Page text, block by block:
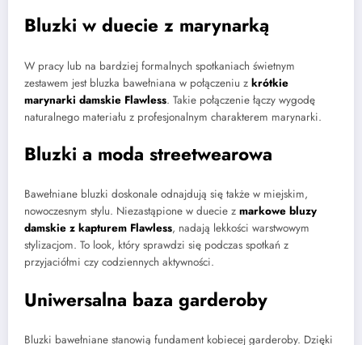
Bluzki w duecie z marynarką
W pracy lub na bardziej formalnych spotkaniach świetnym
zestawem jest bluzka bawełniana w połączeniu z krótkie
marynarki damskie Flawless. Takie połączenie łączy wygodę
naturalnego materiału z profesjonalnym charakterem marynarki.
Bluzki a moda streetwearowa
Bawełniane bluzki doskonale odnajdują się także w miejskim,
nowoczesnym stylu. Niezastąpione w duecie z markowe bluzy
damskie z kapturem Flawless, nadają lekkości warstwowym
stylizacjom. To look, który sprawdzi się podczas spotkań z
przyjaciółmi czy codziennych aktywności.
Uniwersalna baza garderoby
Bluzki bawełniane stanowią fundament kobiecej garderoby. Dzięki